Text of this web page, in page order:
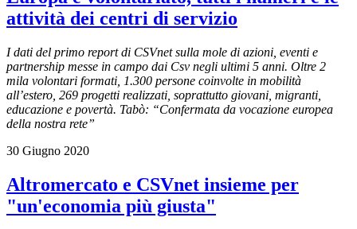
attività dei centri di servizio
I dati del primo report di CSVnet sulla mole di azioni, eventi e
partnership messe in campo dai Csv negli ultimi 5 anni. Oltre 2
mila volontari formati, 1.300 persone coinvolte in mobilità
all’estero, 269 progetti realizzati, soprattutto giovani, migranti,
educazione e povertà. Tabò: “Confermata da vocazione europea
della nostra rete”
30 Giugno 2020
Altromercato e CSVnet insieme per
"un'economia più giusta"